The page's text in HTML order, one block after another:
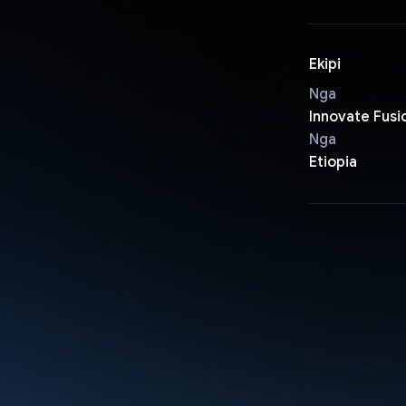
Ekipi
Nga
Innovate
Nga
Etiopia